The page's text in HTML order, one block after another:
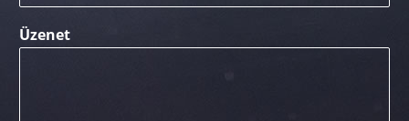
Üzenet